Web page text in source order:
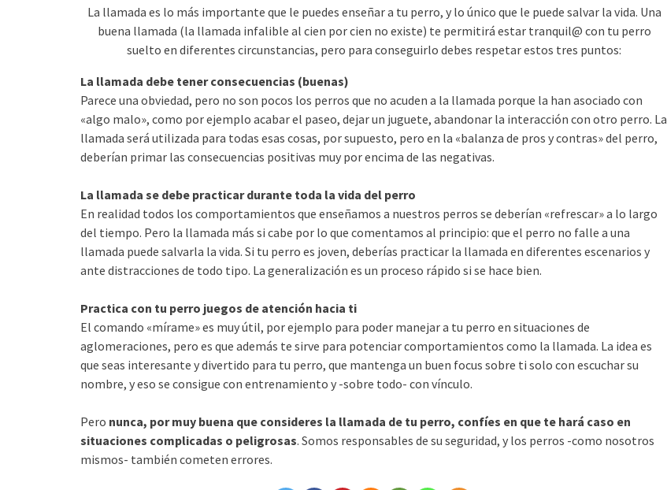
La llamada es lo más importante que le puedes enseñar a tu perro, y lo único que le puede salvar la vida. Una
buena llamada (la llamada infalible al cien por cien no existe) te permitirá estar tranquil@ con tu perro
suelto en diferentes circunstancias, pero para conseguirlo debes respetar estos tres puntos:
La llamada debe tener consecuencias (buenas)
Parece una obviedad, pero no son pocos los perros que no acuden a la llamada porque la han asociado con
«algo malo», como por ejemplo acabar el paseo, dejar un juguete, abandonar la interacción con otro perro. La
llamada será utilizada para todas esas cosas, por supuesto, pero en la «balanza de pros y contras» del perro,
deberían primar las consecuencias positivas muy por encima de las negativas.
La llamada se debe practicar durante toda la vida del perro
En realidad todos los comportamientos que enseñamos a nuestros perros se deberían «refrescar» a lo largo
del tiempo. Pero la llamada más si cabe por lo que comentamos al principio: que el perro no falle a una
llamada puede salvarla la vida. Si tu perro es joven, deberías practicar la llamada en diferentes escenarios y
ante distracciones de todo tipo. La generalización es un proceso rápido si se hace bien.
Practica con tu perro juegos de atención hacia ti
El comando «mírame» es muy útil, por ejemplo para poder manejar a tu perro en situaciones de
aglomeraciones, pero es que además te sirve para potenciar comportamientos como la llamada. La idea es
que seas interesante y divertido para tu perro, que mantenga un buen focus sobre ti solo con escuchar su
nombre, y eso se consigue con entrenamiento y -sobre todo- con vínculo.
Pero nunca, por muy buena que consideres la llamada de tu perro, confíes en que te hará caso en
situaciones complicadas o peligrosas. Somos responsables de su seguridad, y los perros -como nosotros
mismos- también cometen errores.